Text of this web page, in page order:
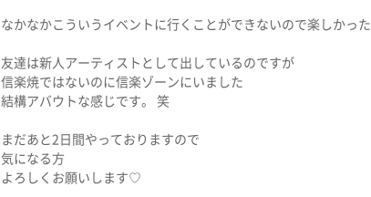
なかなかこういうイベントに行くことができないので楽しか
友達は新人アーティストとして出しているのですが
信楽焼ではないのに信楽ゾーンにいました
結構アバウトな感じです。 笑
まだあと2日間やっておりますので
気になる方
よろしくお願いします♡